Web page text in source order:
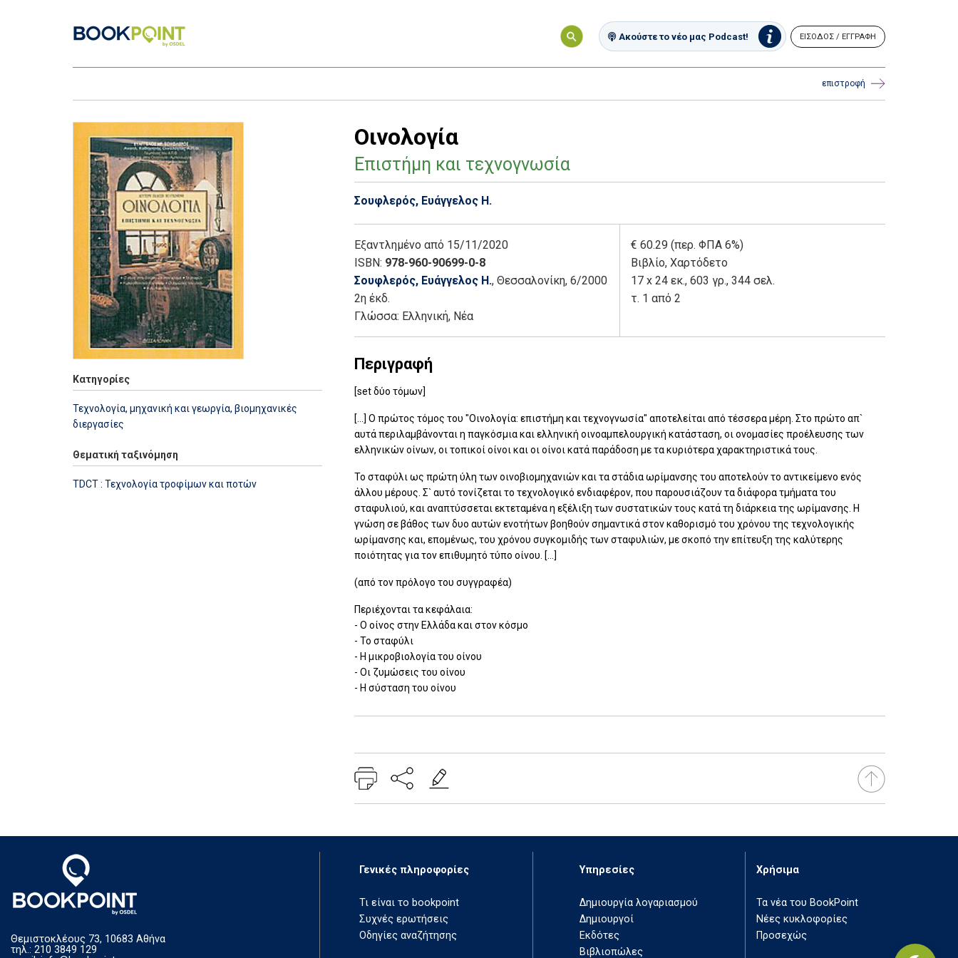
Ακούστε το νέο μας Podcast! ΕΙΣΟΔΟΣ / ΕΓΓΡΑΦΗ
επιστροφή
Κατηγορίες
Τεχνολογία, μηχανική και γεωργία, βιομηχανικές
διεργασίες
Θεματική ταξινόμηση
TDCT : Τεχνολογία τροφίμων και ποτών
Οινολογία
Επιστήμη και τεχνογνωσία
Σουφλερός, Ευάγγελος Η.
Εξαντλημένο από 15/11/2020
ISBN: 978-960-90699-0-8
Σουφλερός, Ευάγγελος Η., Θεσσαλονίκη, 6/2000
2η έκδ.
Γλώσσα: Ελληνική, Νέα
€ 60.29 (περ. ΦΠΑ 6%)
Βιβλίο, Χαρτόδετο
17 x 24 εκ., 603 γρ., 344 σελ.
τ. 1 από 2
Περιγραφή
[set δύο τόμων]
[...] Ο πρώτος τόμος του "Οινολογία: επιστήμη και τεχνογνωσία" αποτελείται από τέσσερα μέρη. Στο πρώτο απ`
αυτά περιλαμβάνονται η παγκόσμια και ελληνική οινοαμπελουργική κατάσταση, οι ονομασίες προέλευσης των
ελληνικών οίνων, οι τοπικοί οίνοι και οι οίνοι κατά παράδοση με τα κυριότερα χαρακτηριστικά τους.
Το σταφύλι ως πρώτη ύλη των οινοβιομηχανιών και τα στάδια ωρίμανσης του αποτελούν το αντικείμενο ενός
άλλου μέρους. Σ` αυτό τονίζεται το τεχνολογικό ενδιαφέρον, που παρουσιάζουν τα διάφορα τμήματα του
σταφυλιού, και αναπτύσσεται εκτεταμένα η εξέλιξη των συστατικών τους κατά τη διάρκεια της ωρίμανσης. Η
γνώση σε βάθος των δυο αυτών ενοτήτων βοηθούν σημαντικά στον καθορισμό του χρόνου της τεχνολογικής
ωρίμανσης και, επομένως, του χρόνου συγκομιδής των σταφυλιών, με σκοπό την επίτευξη της καλύτερης
ποιότητας για τον επιθυμητό τύπο οίνου. [...]
(από τον πρόλογο του συγγραφέα)
Περιέχονται τα κεφάλαια:
- Ο οίνος στην Ελλάδα και στον κόσμο
- Το σταφύλι
- Η μικροβιολογία του οίνου
- Οι ζυμώσεις του οίνου
- Η σύσταση του οίνου
Θεμιστοκλέους 73, 10683 Αθήνα
τηλ.: 210 3849 129
Γενικές πληροφορίες
Τι είναι το bookpoint
Συχνές ερωτήσεις
Οδηγίες αναζήτησης
Υπηρεσίες
Δημιουργία λογαριασμού
Δημιουργοί
Εκδότες
Βιβλιοπώλες
Χρήσιμα
Τα νέα του BookPoint
Νέες κυκλοφορίες
Προσεχώς